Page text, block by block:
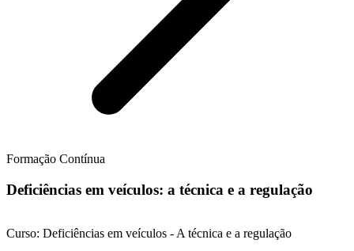
Formação Contínua
Deficiências em veículos: a técnica e a regulação
Curso: Deficiências em veículos - A técnica e a regulação